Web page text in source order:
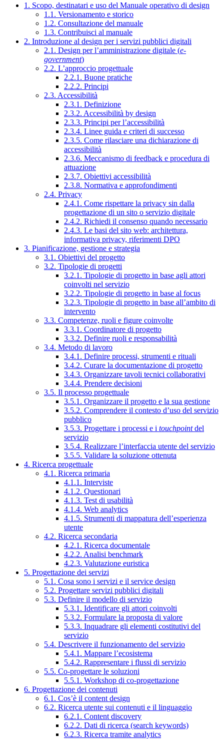
1. Scopo, destinatari e uso del Manuale operativo di design
1.1. Versionamento e storico
1.2. Consultazione del manuale
1.3. Contribuisci al manuale
2. Introduzione al design per i servizi pubblici digitali
2.1. Design per l’amministrazione digitale (e-
government)
2.2. L’approccio progettuale
2.2.1. Buone pratiche
2.2.2. Principi
2.3. Accessibilità
2.3.1. Definizione
2.3.2. Accessibilità by design
2.3.3. Principi per l’accessibilità
2.3.4. Linee guida e criteri di successo
2.3.5. Come rilasciare una dichiarazione di
accessibilità
2.3.6. Meccanismo di feedback e procedura di
attuazione
2.3.7. Obiettivi accessibilità
2.3.8. Normativa e approfondimenti
2.4. Privacy
2.4.1. Come rispettare la privacy sin dalla
progettazione di un sito o servizio digitale
2.4.2. Richiedi il consenso quando necessario
2.4.3. Le basi del sito web: architettura,
informativa privacy, riferimenti DPO
3. Pianificazione, gestione e strategia
3.1. Obiettivi del progetto
3.2. Tipologie di progetti
3.2.1. Tipologie di progetto in base agli attori
coinvolti nel servizio
3.2.2. Tipologie di progetto in base al focus
3.2.3. Tipologie di progetto in base all’ambito di
intervento
3.3. Competenze, ruoli e figure coinvolte
3.3.1. Coordinatore di progetto
3.3.2. Definire ruoli e responsabilità
3.4. Metodo di lavoro
3.4.1. Definire processi, strumenti e rituali
3.4.2. Curare la documentazione di progetto
3.4.3. Organizzare tavoli tecnici collaborativi
3.4.4. Prendere decisioni
3.5. Il processo progettuale
3.5.1. Organizzare il progetto e la sua gestione
3.5.2. Comprendere il contesto d’uso del servizio
pubblico
3.5.3. Progettare i processi e i touchpointdel
servizio
3.5.4. Realizzare l’interfaccia utente del servizio
3.5.5. Validare la soluzione ottenuta
4. Ricerca progettuale
4.1. Ricerca primaria
4.1.1. Interviste
4.1.2. Questionari
4.1.3. Test di usabilità
4.1.4. Web analytics
4.1.5. Strumenti di mappatura dell’esperienza
utente
4.2. Ricerca secondaria
4.2.1. Ricerca documentale
4.2.2. Analisi benchmark
4.2.3. Valutazione euristica
5. Progettazione dei servizi
5.1. Cosa sono i servizi e il service design
5.2. Progettare servizi pubblici digitali
5.3. Definire il modello di servizio
5.3.1. Identificare gli attori coinvolti
5.3.2. Formulare la proposta di valore
5.3.3. Inquadrare gli elementi costitutivi del
servizio
5.4. Descrivere il funzionamento del servizio
5.4.1. Mappare l’ecosistema
5.4.2. Rappresentare i flussi di servizio
5.5. Co-progettare le soluzioni
5.5.1. Workshop di co-progettazione
6. Progettazione dei contenuti
6.1. Cos’è il content design
6.2. Ricerca utente sui contenuti e il linguaggio
6.2.1. Content discovery
6.2.2. Dati di ricerca (search keywords)
6.2.3. Ricerca tramite analytics